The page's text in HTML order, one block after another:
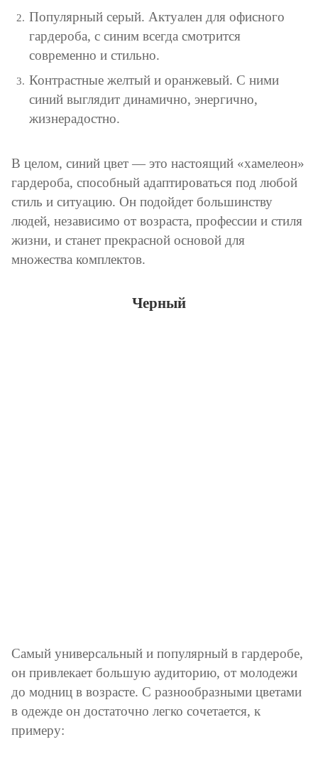
Популярный серый. Актуален для офисного
гардероба, с синим всегда смотрится
современно и стильно.
Контрастные желтый и оранжевый. С ними
синий выглядит динамично, энергично,
жизнерадостно.
В целом, синий цвет — это настоящий «хамелеон»
гардероба, способный адаптироваться под любой
стиль и ситуацию. Он подойдет большинству
людей, независимо от возраста, профессии и стиля
жизни, и станет прекрасной основой для
множества комплектов.
Черный
Самый универсальный и популярный в гардеробе,
он привлекает большую аудиторию, от молодежи
до модниц в возрасте. С разнообразными цветами
в одежде он достаточно легко сочетается, к
примеру: